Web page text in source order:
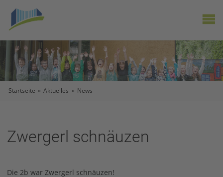
X
Startseite » Aktuelles » News
Zwergerl schnäuzen
Die 2b war Zwergerl schnäuzen!